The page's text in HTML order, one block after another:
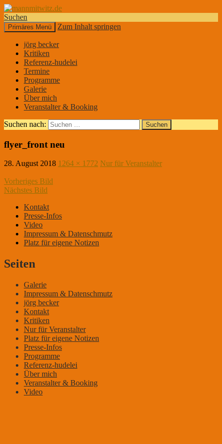
mannmitwitz.de
Suchen
Primäres Menü Zum Inhalt springen
jörg becker
Kritiken
Referenz-hudelei
Termine
Programme
Galerie
Über mich
Veranstalter & Booking
Suchen nach:
flyer_front neu
28. August 2018 1264 × 1772 Nur für Veranstalter
Vorheriges Bild
Nächstes Bild
DER KLEINE MANN MIT DEM WITZ
Kontakt
Presse-Infos
Video
Impressum & Datenschmutz
Platz für eigene Notizen
Seiten
Galerie
Impressum & Datenschmutz
jörg becker
Kontakt
Kritiken
Nur für Veranstalter
Platz für eigene Notizen
Presse-Infos
Programme
Referenz-hudelei
Über mich
Veranstalter & Booking
Video